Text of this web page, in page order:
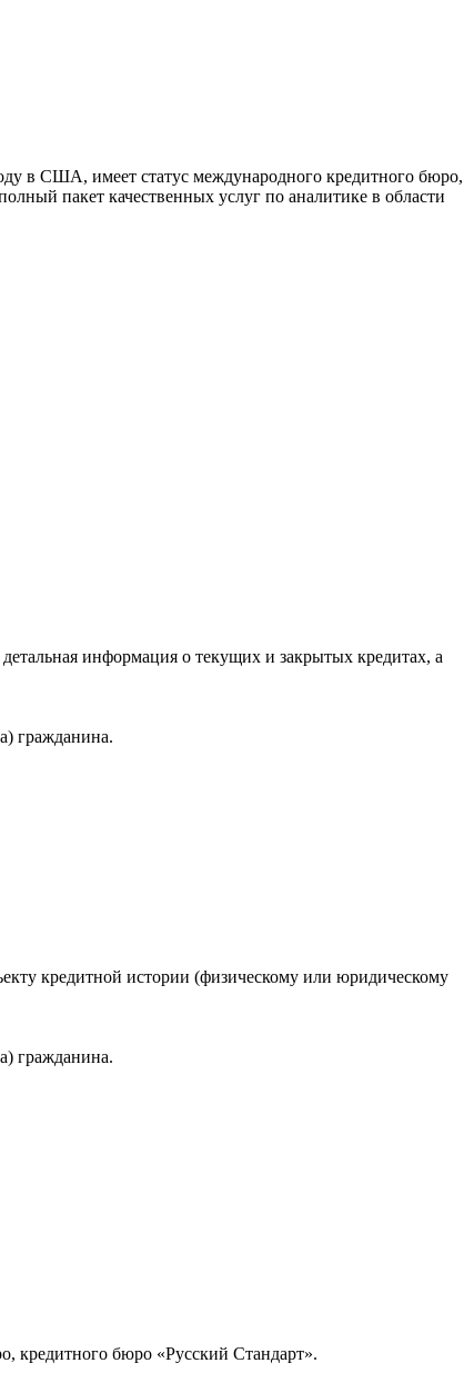
в США, имеет статус международного кредитного бюро,
пакет качественных услуг по аналитике в области
информация о текущих и закрытых кредитах, а
гражданина.
кредитной истории (физическому или юридическому
гражданина.
кредитного бюро «Русский Стандарт».